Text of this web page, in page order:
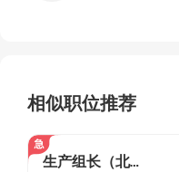
相似职位推荐
生产组长（北海惠科五金）